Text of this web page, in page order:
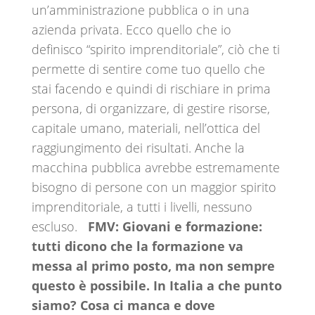
un’amministrazione pubblica o in una
azienda privata. Ecco quello che io
definisco “spirito imprenditoriale”, ciò che ti
permette di sentire come tuo quello che
stai facendo e quindi di rischiare in prima
persona, di organizzare, di gestire risorse,
capitale umano, materiali, nell’ottica del
raggiungimento dei risultati. Anche la
macchina pubblica avrebbe estremamente
bisogno di persone con un maggior spirito
imprenditoriale, a tutti i livelli, nessuno
escluso. FMV: Giovani e formazione:
tutti dicono che la formazione va
messa al primo posto, ma non sempre
questo è possibile. In Italia a che punto
siamo? Cosa ci manca e dove